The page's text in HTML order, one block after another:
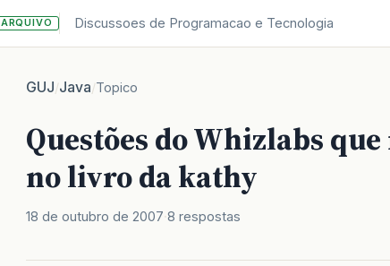
ARQUIVO Discussoes de Programacao e Tecnologia
GUJ/Java/Topico
Questões do Whizlabs
no livro da kathy
18 de outubro de 2007 8 respostas